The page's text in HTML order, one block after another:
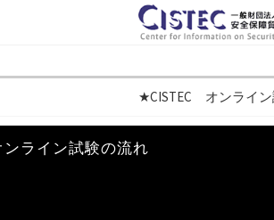
★CISTEC オンライ